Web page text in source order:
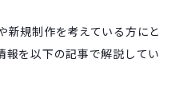
新規制作を考えている方にと
報を以下の記事で解説してい